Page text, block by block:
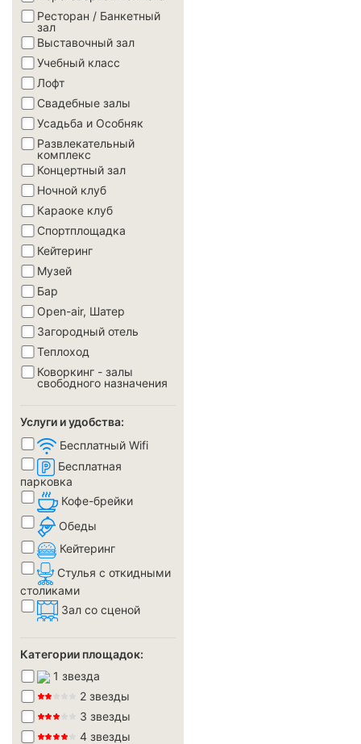
Ресторан / Банкетный
зал
Выставочный зал
Учебный класс
Лофт
Свадебные залы
Усадьба и Особняк
Развлекательный
комплекс
Концертный зал
Ночной клуб
Караоке клуб
Спортплощадка
Кейтеринг
Музей
Бар
Open-air, Шатер
Загородный отель
Теплоход
Коворкинг - залы
свободного назначения
Услуги и удобства:
Бесплатный Wifi
Бесплатная
парковка
Кофе-брейки
Обеды
Кейтеринг
Стулья с откидными
столиками
Зал со сценой
Категории площадок:
1 звезда
2 звезды
3 звезды
4 звезды